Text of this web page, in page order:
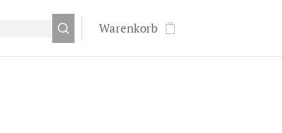
Warenkorb